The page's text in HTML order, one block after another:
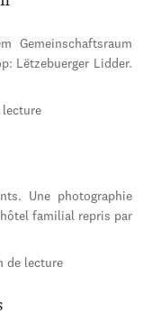
Gemeinschaftsraum
Lëtzebuerger Lidder.
lecture
Une photographie
familial repris par
de lecture